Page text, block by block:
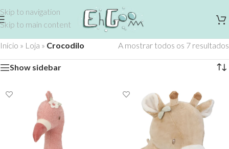
Skip to navigation
Skip to main content
Início » Loja » Crocodilo A mostrar todos os 7 resultados
Show sidebar